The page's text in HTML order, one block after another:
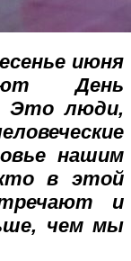
июня
День
Это люди,
нашим
в этой
и
чем мы